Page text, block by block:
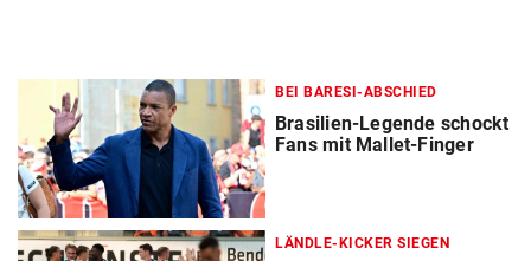
BEI BARESI-ABSCHIED
Brasilien-Legende schockt
Fans mit Mallet-Finger
LÄNDLE-KICKER SIEGEN